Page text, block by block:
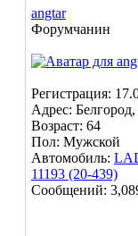
angtar
Форумчанин
Регистрация:
Адрес:
Возраст: 64
Пол: Мужской
Автомобиль:
11193 (20-439)
Сообщений: